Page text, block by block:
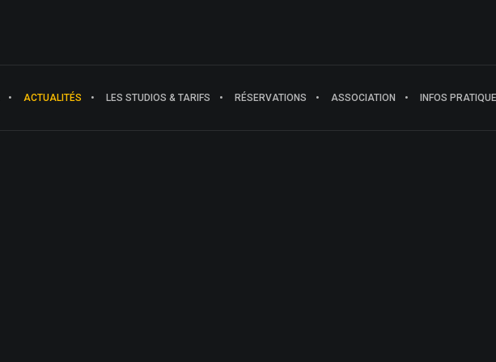
ACTUALITÉS LES STUDIOS & TARIFS RÉSERVATIONS ASSOCIATION INFOS